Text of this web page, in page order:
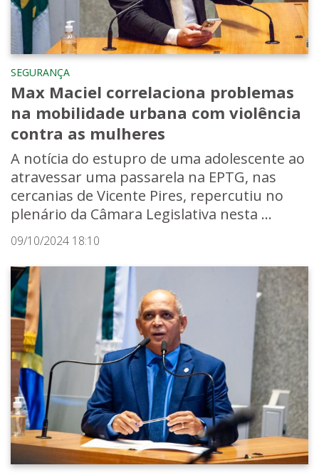
SEGURANÇA
Max Maciel correlaciona problemas
na mobilidade urbana com violência
contra as mulheres
A notícia do estupro de uma adolescente ao
atravessar uma passarela na EPTG, nas
cercanias de Vicente Pires, repercutiu no
plenário da Câmara Legislativa nesta ...
09/10/2024 18:10